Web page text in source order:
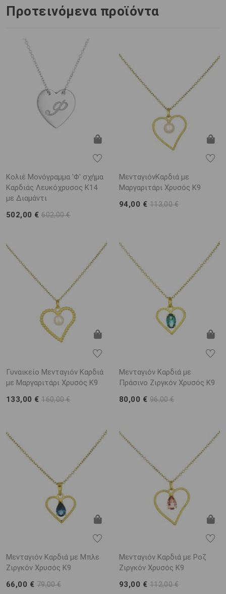
Προτεινόμενα προϊόντα
Κολιέ Μονόγραμμα 'Φ' σχήμα
Καρδιάς Λευκόχρυσος K14
με Διαμάντι
502,00 €602,00 €
ΜενταγιόνΚαρδιά με
Μαργαριτάρι Χρυσός K9
94,00 € 113,00 €
Γυναικείο Μενταγιόν Καρδιά
με Μαργαριτάρι Χρυσός K9
133,00 €160,00 €
Μενταγιόν Καρδιά με
Πράσινο Ζιργκόν Χρυσός K9
80,00 € 96,00 €
Μενταγιόν Καρδιά με Μπλε
Ζιργκόν Χρυσός K9
66,00 € 79,00 €
Μενταγιόν Καρδιά με Ροζ
Ζιργκόν Χρυσός K9
93,00 € 112,00 €